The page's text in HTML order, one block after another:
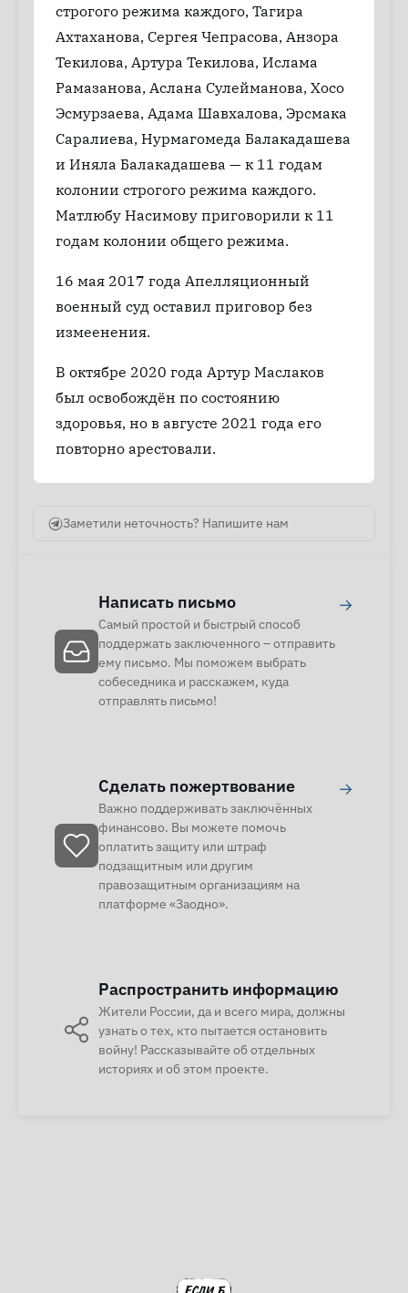
строгого режима каждого, Тагира
Ахтаханова, Сергея Чепрасова, Анзора
Текилова, Артура Текилова, Ислама
Рамазанова, Аслана Сулейманова, Хосо
Эсмурзаева, Адама Шавхалова, Эрсмака
Саралиева, Нурмагомеда Балакадашева
и Иняла Балакадашева — к 11 годам
колонии строгого режима каждого.
Матлюбу Насимову приговорили к 11
годам колонии общего режима.
16 мая 2017 года Апелляционный
военный суд оставил приговор без
измеенения.
В октябре 2020 года Артур Маслаков
был освобождён по состоянию
здоровья, но в августе 2021 года его
повторно арестовали.
Заметили неточность? Напишите нам
Написать письмо
Самый простой и быстрый способ
поддержать заключенного – отправить
ему письмо. Мы поможем выбрать
собеседника и расскажем, куда
отправлять письмо!
→
Сделать пожертвование
Важно поддерживать заключённых
финансово. Вы можете помочь
оплатить защиту или штраф
подзащитным или другим
правозащитным организациям на
платформе «Заодно».
→
Распространить информацию
Жители России, да и всего мира, должны
узнать о тех, кто пытается остановить
войну! Рассказывайте об отдельных
историях и об этом проекте.